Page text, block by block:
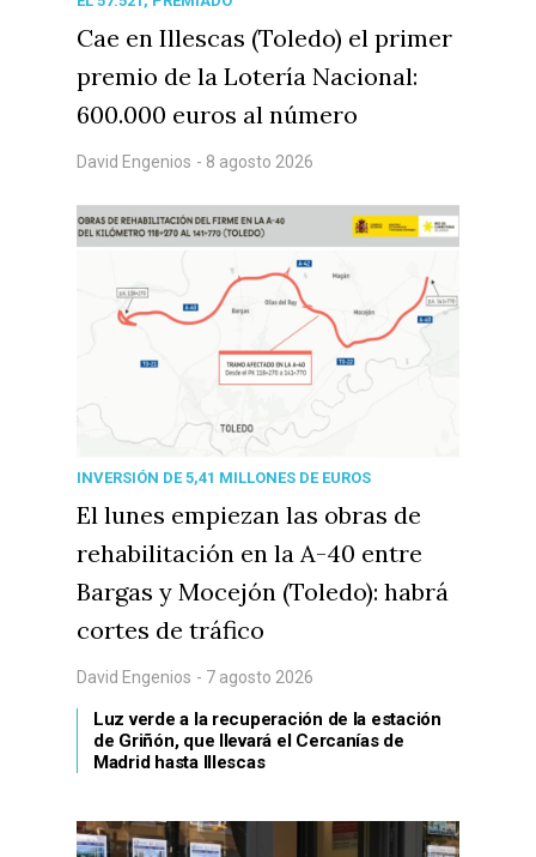
Cae en Illescas (Toledo) el primer
premio de la Lotería Nacional:
600.000 euros al número
David Engenios - 8 agosto 2026
INVERSIÓN DE 5,41 MILLONES DE EUROS
El lunes empiezan las obras de
rehabilitación en la A-40 entre
Bargas y Mocejón (Toledo): habrá
cortes de tráfico
David Engenios - 7 agosto 2026
Luz verde a la recuperación de la estación
de Griñón, que llevará el Cercanías de
Madrid hasta Illescas